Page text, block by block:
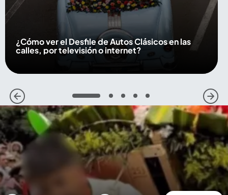
¿Cómo ver el Desfile de Autos Clásicos en las
calles, por televisión o internet?
1 2 3 4 5